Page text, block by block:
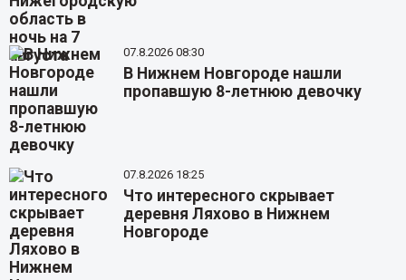
07.8.2026 08:30
В Нижнем Новгороде нашли
пропавшую 8-летнюю девочку
07.8.2026 18:25
Что интересного скрывает
деревня Ляхово в Нижнем
Новгороде